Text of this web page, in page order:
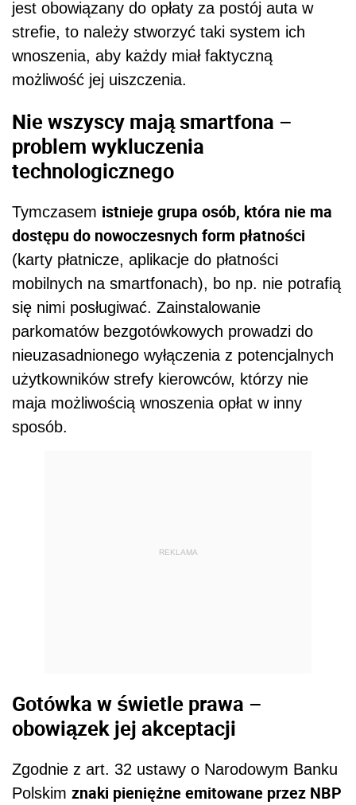
jest obowiązany do opłaty za postój auta w
strefie, to należy stworzyć taki system ich
wnoszenia, aby każdy miał faktyczną
możliwość jej uiszczenia.
Nie wszyscy mają smartfona –
problem wykluczenia
technologicznego
Tymczasem istnieje grupa osób, która nie ma
dostępu do nowoczesnych form płatności
(karty płatnicze, aplikacje do płatności
mobilnych na smartfonach), bo np. nie potrafią
się nimi posługiwać. Zainstalowanie
parkomatów bezgotówkowych prowadzi do
nieuzasadnionego wyłączenia z potencjalnych
użytkowników strefy kierowców, którzy nie
maja możliwością wnoszenia opłat w inny
sposób.
REKLAMA
Gotówka w świetle prawa –
obowiązek jej akceptacji
Zgodnie z art. 32 ustawy o Narodowym Banku
Polskim znaki pieniężne emitowane przez NBP